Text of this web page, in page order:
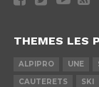
THEMES LES
ALPIPRO UNE
CAUTERETS
SKI